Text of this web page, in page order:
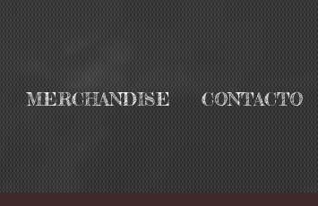
MERCHANDISE CONTACTO